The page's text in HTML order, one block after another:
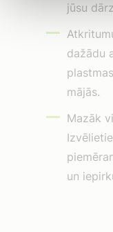
jūsu
dažādu
mājās.
Mazāk
un